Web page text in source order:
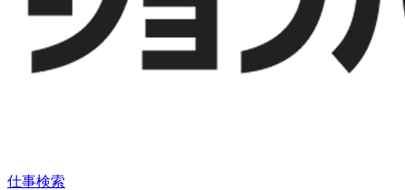
仕事検索